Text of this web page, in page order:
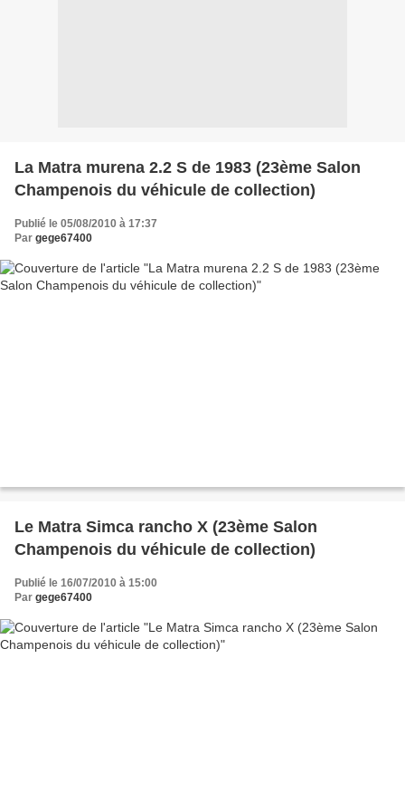
La Matra murena 2.2 S de 1983 (23ème Salon
Champenois du véhicule de collection)
Publié le 05/08/2010 à 17:37
Par gege67400
Le Matra Simca rancho X (23ème Salon
Champenois du véhicule de collection)
Publié le 16/07/2010 à 15:00
Par gege67400